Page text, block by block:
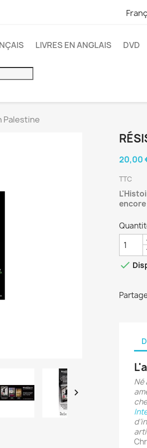
LIVRES EN ANGLAIS DVD
Palestine

20,00
TTC

Né